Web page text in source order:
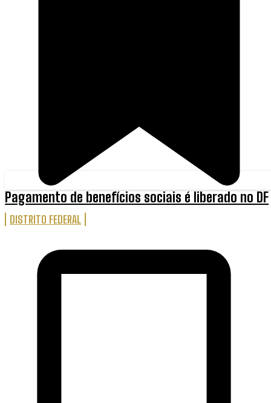
Pagamento de benefícios sociais é liberado no DF
DISTRITO FEDERAL